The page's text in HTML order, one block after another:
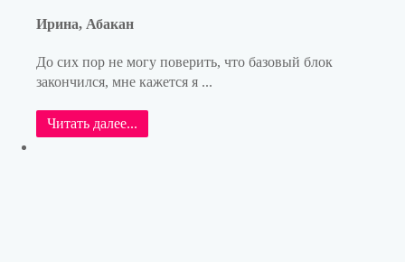
Ирина, Абакан
До сих пор не могу поверить, что базовый блок
закончился, мне кажется я ...
Читать далее...